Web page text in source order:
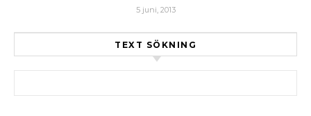
5 juni, 2013
TEXT SÖKNING